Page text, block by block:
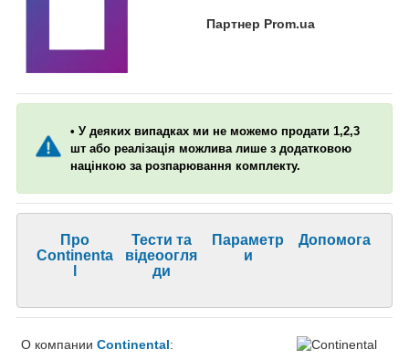
Партнер Prom.ua
• У деяких випадках ми не можемо продати 1,2,3
шт або реалізація можлива лише з додатковою
націнкою за розпарювання комплекту.
Про
Continenta
Тести та
відеоогля
ди
Параметр
и
Допомога
О компании Continental: